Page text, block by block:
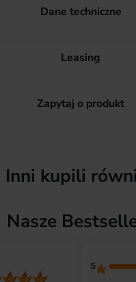
Dane techniczne
Leasing
Zapytaj o produkt
Inni kupili
Nasze
5